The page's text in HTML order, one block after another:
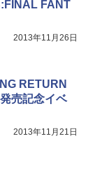
FANT
2013年11月26日
RETURN
売記念イベ
2013年11月21日